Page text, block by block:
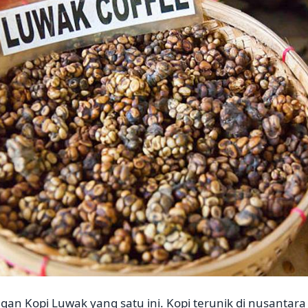
Kopi Luwak yang satu ini. Kopi terunik di